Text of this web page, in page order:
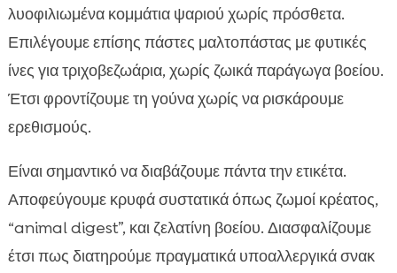
λυοφιλιωμένα κομμάτια ψαριού χωρίς πρόσθετα.
Επιλέγουμε επίσης πάστες μαλτοπάστας με φυτικές
ίνες για τριχοβεζωάρια, χωρίς ζωικά παράγωγα βοείου.
Έτσι φροντίζουμε τη γούνα χωρίς να ρισκάρουμε
ερεθισμούς.
Είναι σημαντικό να διαβάζουμε πάντα την ετικέτα.
Αποφεύγουμε κρυφά συστατικά όπως ζωμοί κρέατος,
“animal digest”, και ζελατίνη βοείου. Διασφαλίζουμε
έτσι πως διατηρούμε πραγματικά υποαλλεργικά σνακ